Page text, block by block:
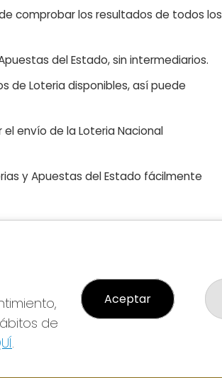
comprobar los resultados de todos los
del Estado, sin intermediarios.
de Loteria disponibles, así puede
envío de la Loteria Nacional
y Apuestas del Estado fácilmente
Política de Privacidad
Política de Cookies
Condiciones de Compra
de Lotería Nacional
de
.
Aceptar